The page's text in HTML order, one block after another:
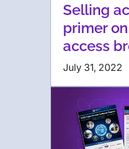
Selling
primer
access
July 31, 2022